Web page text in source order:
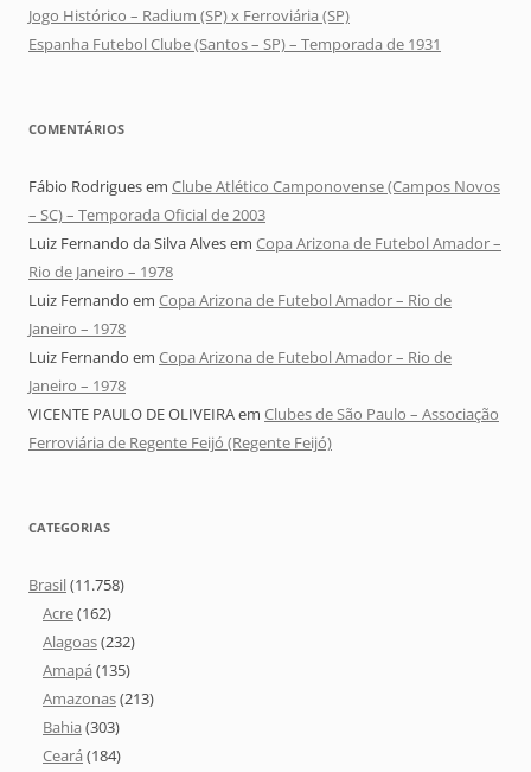
Jogo Histórico – Radium (SP) x Ferroviária (SP)
Espanha Futebol Clube (Santos – SP) – Temporada de 1931
COMENTÁRIOS
Fábio Rodriguesem Clube Atlético Camponovense (Campos Novos
– SC) – Temporada Oficial de 2003
Luiz Fernando da Silva Alvesem Copa Arizona de Futebol Amador –
Rio de Janeiro – 1978
Luiz Fernando em Copa Arizona de Futebol Amador – Rio de
Janeiro – 1978
Luiz Fernando em Copa Arizona de Futebol Amador – Rio de
Janeiro – 1978
VICENTE PAULO DE OLIVEIRAem Clubes de São Paulo – Associação
Ferroviária de Regente Feijó (Regente Feijó)
CATEGORIAS
Brasil(11.758)
Acre(162)
Alagoas(232)
Amapá (135)
Amazonas(213)
Bahia (303)
Ceará (184)